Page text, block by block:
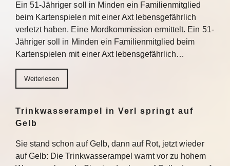
Ein 51-Jähriger soll in Minden ein Familienmitglied
beim Kartenspielen mit einer Axt lebensgefährlich
verletzt haben. Eine Mordkommission ermittelt. Ein 51-
Jähriger soll in Minden ein Familienmitglied beim
Kartenspielen mit einer Axt lebensgefährlich…
Weiterlesen
Trinkwasserampel in Verl springt auf
Gelb
Sie stand schon auf Gelb, dann auf Rot, jetzt wieder
auf Gelb: Die Trinkwasserampel warnt vor zu hohem